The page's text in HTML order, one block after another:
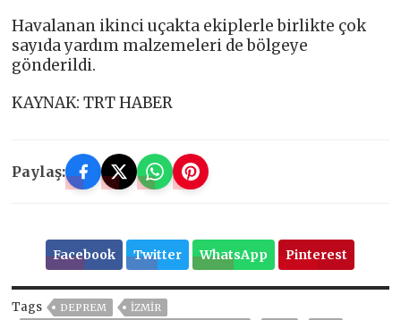
Havalanan ikinci uçakta ekiplerle birlikte çok
sayıda yardım malzemeleri de bölgeye
gönderildi.
KAYNAK: TRT HABER
Paylaş:
Facebook Twitter WhatsApp Pinterest
Tags DEPREM
İZMIR